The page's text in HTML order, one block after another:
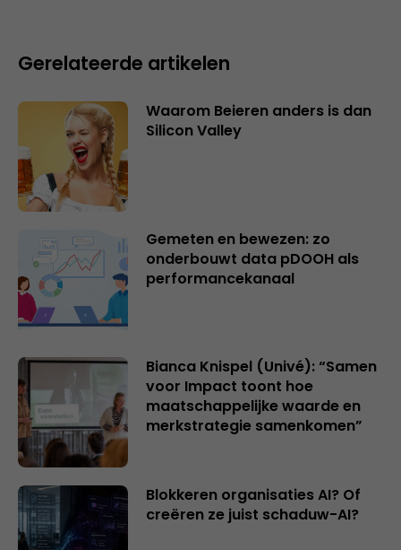
Gerelateerde artikelen
Waarom Beieren anders is dan
Silicon Valley
Gemeten en bewezen: zo
onderbouwt data pDOOH als
performancekanaal
Bianca Knispel (Univé): “Samen
voor Impact toont hoe
maatschappelijke waarde en
merkstrategie samenkomen”
Blokkeren organisaties AI? Of
creëren ze juist schaduw-AI?